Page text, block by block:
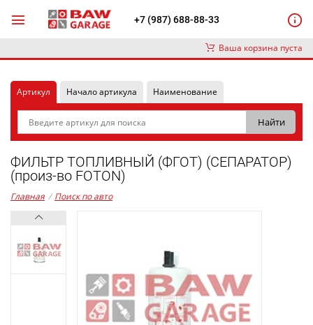
+7 (987) 688-88-33
Ваша корзина пуста
Артикул Начало артикула Наименование
ФИЛЬТР ТОПЛИВНЫЙ (ФГОТ) (СЕПАРАТОР)
(произ-во FOTON)
Главная / Поиск по авто